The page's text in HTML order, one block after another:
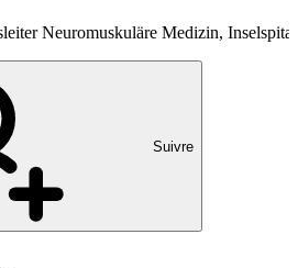
Neuromuskuläre Medizin,
Suivre